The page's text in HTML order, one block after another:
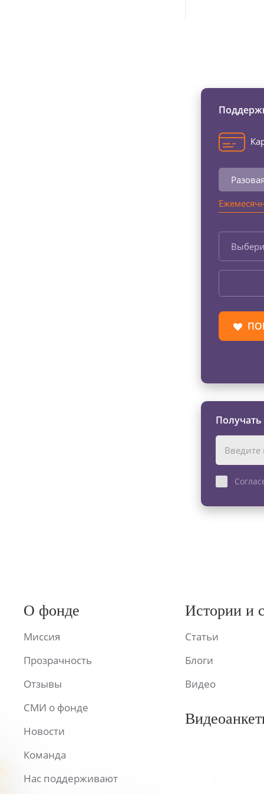
О фонде
Миссия
Прозрачность
Отзывы
СМИ о фонде
Новости
Команда
Нас поддерживают
Истории и
Статьи
Блоги
Видео